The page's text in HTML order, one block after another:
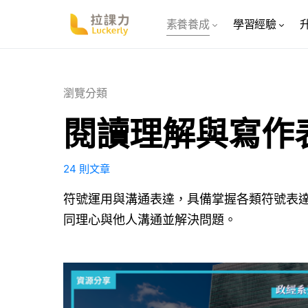
素養養成 學習經驗
瀏覽分類
閱讀理解與寫作
24 則文章
符號運用與溝通表達，具備掌握各類符號表
同理心與他人溝通並解決問題。